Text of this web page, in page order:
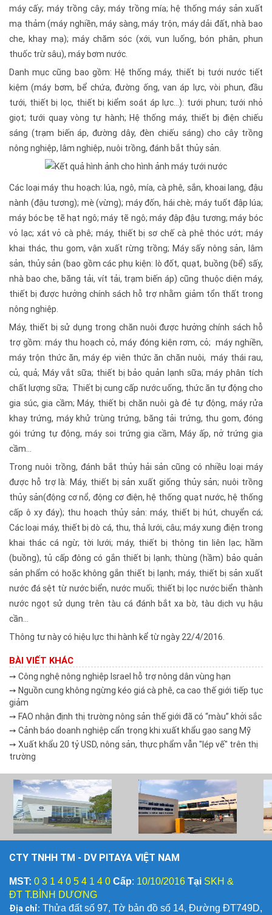
máy cấy; máy trồng cây; máy trồng mía; hệ thống máy sản xuất
mạ thảm (máy nghiền, máy sàng, máy trộn, máy dải đất, nhà bao
che, khay mạ); máy chăm sóc (xới, vun luống, bón phân, phun
thuốc trừ sâu), máy bơm nước.
Danh mục cũng bao gồm: Hệ thống máy, thiết bị tưới nước tiết
kiệm (máy bơm, bể chứa, đường ống, van áp lực, vòi phun, đầu
tưới, thiết bị lọc, thiết bị kiểm soát áp lực…): tưới phun; tưới nhỏ
giọt; tưới quay vòng tự hành; Hệ thống máy, thiết bị điện chiếu
sáng (trạm biến áp, đường dây, đèn chiếu sáng) cho cây trồng
nông nghiệp, lâm nghiệp, nuôi trồng, đánh bắt thủy sản.
Các loại máy thu hoạch: lúa, ngô, mía, cà phê, sắn, khoai lang, đậu
nành (đậu tương); mè (vừng); máy đốn, hái chè; máy tuốt đập lúa;
máy bóc bẹ tẽ hạt ngô; máy tẽ ngô; máy đập đậu tương; máy bóc
vỏ lạc; xát vỏ cà phê; máy, thiết bị sơ chế cà phê thóc ướt; máy
khai thác, thu gom, vận xuất rừng trồng; Máy sấy nông sản, lâm
sản, thủy sản (bao gồm các phụ kiện: lò đốt, quạt, buồng (bể) sấy,
nhà bao che, băng tải, vít tải, trạm biến áp) cũng thuộc diện máy,
thiết bị được hưởng chính sách hỗ trợ nhằm giảm tổn thất trong
nông nghiệp.
Máy, thiết bị sử dụng trong chăn nuôi được hưởng chính sách hỗ
trợ gồm: máy thu hoạch cỏ, máy đóng kiện rơm, cỏ; máy nghiền,
máy trộn thức ăn, máy ép viên thức ăn chăn nuôi, máy thái rau,
củ, quả; Máy vắt sữa; thiết bị bảo quản lạnh sữa; máy phân tích
chất lượng sữa; Thiết bị cung cấp nước uống, thức ăn tự động cho
gia súc, gia cầm; Máy, thiết bị chăn nuôi gà đẻ tự động, máy rửa
khay trứng, máy khử trùng trứng, băng tải trứng, thu gom, đóng
gói trứng tự động, máy soi trứng gia cầm, Máy ấp, nở trứng gia
cầm…
Trong nuôi trồng, đánh bắt thủy hải sản cũng có nhiều loại máy
được hỗ trợ là: Máy, thiết bị sản xuất giống thủy sản; nuôi trồng
thủy sản(động cơ nổ, động cơ điện, hệ thống quạt nước, hệ thống
cấp ô xy đáy); thu hoạch thủy sản: máy, thiết bị hút, chuyển cá;
Các loại máy, thiết bị dò cá, thu, thả lưới, câu; máy xung điện trong
khai thác cá ngừ; tời lưới; máy, thiết bị thông tin liên lạc; hầm
(buồng), tủ cấp đông có gắn thiết bị lạnh; thùng (hầm) bảo quản
sản phẩm có hoặc không gắn thiết bị lạnh; máy, thiết bị sản xuất
nước đá sệt từ nước biển, nước muối; thiết bị lọc nước biển thành
nước ngọt sử dụng trên tàu cá đánh bắt xa bờ, tàu dịch vụ hậu
cần…
Thông tư này có hiệu lực thi hành kể từ ngày 22/4/2016.
BÀI VIẾT KHÁC
➙ Công nghệ nông nghiệp Israel hỗ trợ nông dân vùng hạn
➙ Nguồn cung không ngừng kéo giá cà phê, ca cao thế giới tiếp tục
giảm
➙ FAO nhận định thị trường nông sản thế giới đã có “màu” khởi sắc
➙ Cảnh báo doanh nghiệp cẩn trọng khi xuất khẩu gạo sang Mỹ
➙ Xuất khẩu 20 tỷ USD, nông sản, thực phẩm vẫn "lép vế" trên thị
trường
CTY TNHH TM - DV PITAYA VIỆT NAM
MST: 0 3 1 4 0 5 4 1 4 0 Cấp: 10/10/2016 Tại SKH &
ĐT T.BÌNH DƯƠNG
Địa chỉ: Thửa đất số 97, Tờ bản đồ số 14, Đường ĐT749D,